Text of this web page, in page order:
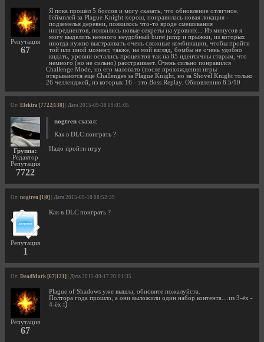
Репутация
67
Я пока прошёл 5 боссов и могу сказать, что обновление отличное.
Геймплей за Plague Knight хорош, понравилась новая локация -
подземелья деревни, появилось что-то вроде смешивания
ингредиентов, появились новые секреты на уровнях... Из минусов я
могу выделить немного неудобный burst jump и прыжки, из которых
иногда нужно выстраивать очень сложные комбинации, чтобы пройти
той или иной момент, также, на мой взгляд, бомбы не очень удобно
кидать, уровни остались процентов так на 85 идентичны старым, что
немного (но не сильно) расстраивает. Очень сильно понравился
Challenge Mode, но его маловато (после прохождения игры
открываются ещё Challenges за Plague Knight, но за Shovel Knight только
26 челленджей, из которых 16 - это Boss Replay. Обновлению 8.5/10
От: Elektra [7722|138] | Дата 2015-09-18 09:01:05
Группа:
Редактор
Репутация
7722
nogtren сказал:
Как в DLC поиграть ?
Надо пройти игру
От: nogtren [1|0] | Дата 2015-09-18 08:52:39
Репутация
1
Как в DLC поиграть ?
От: DeadMark [67|121] | Дата 2015-09-17 20:01:35
Репутация
67
Plague of Shadows уже вышла, обновите пожалуйста.
Полтора года прошло, а они выложили один набор контента....из 3-ёх -
4-ёх